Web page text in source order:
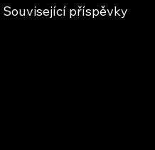
Související příspěvky